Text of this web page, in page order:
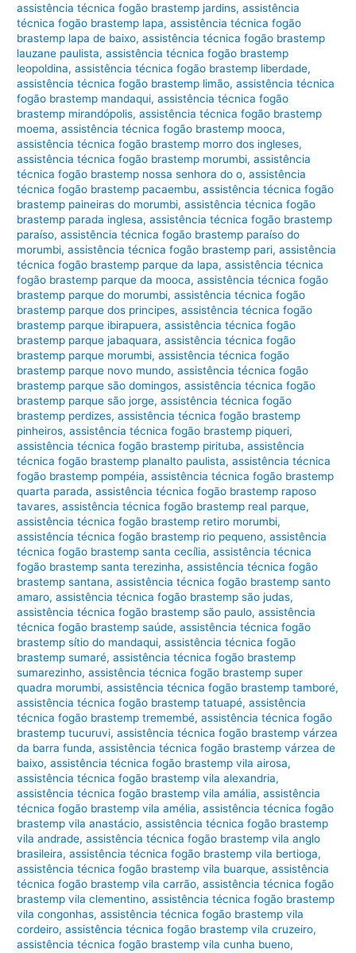
assistência técnica fogão brastemp jardins,assistência
técnica fogão brastemp lapa,assistência técnica fogão
brastemp lapa de baixo,assistência técnica fogão brastemp
lauzane paulista,assistência técnica fogão brastemp
leopoldina,assistência técnica fogão brastemp liberdade,
assistência técnica fogão brastemp limão,assistência técnica
fogão brastemp mandaqui,assistência técnica fogão
brastemp mirandópolis,assistência técnica fogão brastemp
moema,assistência técnica fogão brastemp mooca,
assistência técnica fogão brastemp morro dos ingleses,
assistência técnica fogão brastemp morumbi,assistência
técnica fogão brastemp nossa senhora do o,assistência
técnica fogão brastemp pacaembu,assistência técnica fogão
brastemp paineiras do morumbi,assistência técnica fogão
brastemp parada inglesa,assistência técnica fogão brastemp
paraíso,assistência técnica fogão brastemp paraíso do
morumbi,assistência técnica fogão brastemp pari,assistência
técnica fogão brastemp parque da lapa,assistência técnica
fogão brastemp parque da mooca,assistência técnica fogão
brastemp parque do morumbi,assistência técnica fogão
brastemp parque dos principes,assistência técnica fogão
brastemp parque ibirapuera,assistência técnica fogão
brastemp parque jabaquara,assistência técnica fogão
brastemp parque morumbi,assistência técnica fogão
brastemp parque novo mundo,assistência técnica fogão
brastemp parque são domingos,assistência técnica fogão
brastemp parque são jorge,assistência técnica fogão
brastemp perdizes,assistência técnica fogão brastemp
pinheiros,assistência técnica fogão brastemp piqueri,
assistência técnica fogão brastemp pirituba,assistência
técnica fogão brastemp planalto paulista,assistência técnica
fogão brastemp pompéia,assistência técnica fogão brastemp
quarta parada,assistência técnica fogão brastemp raposo
tavares,assistência técnica fogão brastemp real parque,
assistência técnica fogão brastemp retiro morumbi,
assistência técnica fogão brastemp rio pequeno,assistência
técnica fogão brastemp santa cecília,assistência técnica
fogão brastemp santa terezinha,assistência técnica fogão
brastemp santana,assistência técnica fogão brastemp santo
amaro,assistência técnica fogão brastemp são judas,
assistência técnica fogão brastemp são paulo,assistência
técnica fogão brastemp saúde,assistência técnica fogão
brastemp sítio do mandaqui,assistência técnica fogão
brastemp sumaré,assistência técnica fogão brastemp
sumarezinho,assistência técnica fogão brastemp super
quadra morumbi,assistência técnica fogão brastemp tamboré,
assistência técnica fogão brastemp tatuapé,assistência
técnica fogão brastemp tremembé,assistência técnica fogão
brastemp tucuruvi,assistência técnica fogão brastemp várzea
da barra funda,assistência técnica fogão brastemp várzea de
baixo,assistência técnica fogão brastemp vila airosa,
assistência técnica fogão brastemp vila alexandria,
assistência técnica fogão brastemp vila amália,assistência
técnica fogão brastemp vila amélia,assistência técnica fogão
brastemp vila anastácio,assistência técnica fogão brastemp
vila andrade,assistência técnica fogão brastemp vila anglo
brasileira,assistência técnica fogão brastemp vila bertioga,
assistência técnica fogão brastemp vila buarque,assistência
técnica fogão brastemp vila carrão,assistência técnica fogão
brastemp vila clementino,assistência técnica fogão brastemp
vila congonhas,assistência técnica fogão brastemp vila
cordeiro,assistência técnica fogão brastemp vila cruzeiro,
assistência técnica fogão brastemp vila cunha bueno,